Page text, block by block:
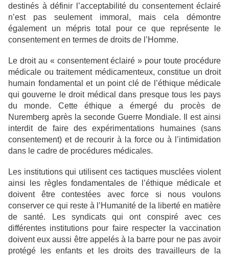
destinés à définir l’acceptabilité du consentement éclairé
n’est pas seulement immoral, mais cela démontre
également un mépris total pour ce que représente le
consentement en termes de droits de l’Homme.
Le droit au « consentement éclairé » pour toute procédure
médicale ou traitement médicamenteux, constitue un droit
humain fondamental et un point clé de l’éthique médicale
qui gouverne le droit médical dans presque tous les pays
du monde. Cette éthique a émergé du procès de
Nuremberg après la seconde Guerre Mondiale. Il est ainsi
interdit de faire des expérimentations humaines (sans
consentement) et de recourir à la force ou à l’intimidation
dans le cadre de procédures médicales.
Les institutions qui utilisent ces tactiques musclées violent
ainsi les règles fondamentales de l’éthique médicale et
doivent être contestées avec force si nous voulons
conserver ce qui reste à l’Humanité de la liberté en matière
de santé. Les syndicats qui ont conspiré avec ces
différentes institutions pour faire respecter la vaccination
doivent eux aussi être appelés à la barre pour ne pas avoir
protégé les enfants et les droits des travailleurs de la